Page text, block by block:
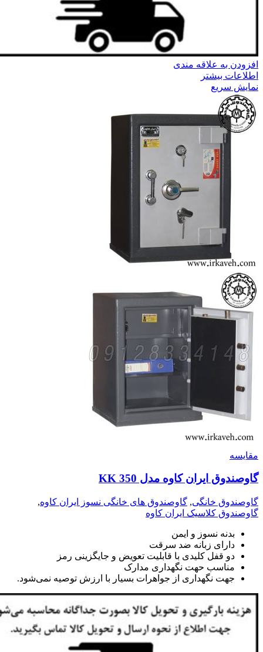
افزودن به علاقه مندی
اطلاعات بیشتر
نمایش سریع
مقايسه
گاوصندوق ایران کاوه مدل 350 KK
گاوصندوق خانگی, گاوصندوق های خانگی نسوز ایران کاوه,
گاوصندوق کلاسیک ایران کاوه
بدنه نسوز و ایمن
دارای زبانه ضد سرقت
دو قفل کلیدی با قابلیت تعویض و جایگزینی رمز
مناسب حهت نگهداری مدارک
جهت نگهداری از جواهرات بسیار با ارزش توصیه نمی‌شود.